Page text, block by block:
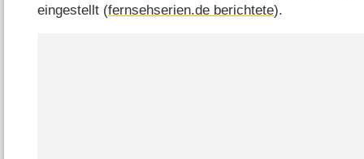
eingestellt (fernsehserien.de berichtete).